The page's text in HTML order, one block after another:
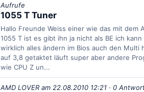
Aufrufe
1055 T Tuner
Hallo Freunde Weiss einer wie das mit dem
1055 T ist es gibt ihn ja nicht als BE ich kann
wirklich alles ändern im Bios auch den Multi
auf 3,8 getaktet läuft super aber andere
wie CPU Z un...
AMD LOVER am 22.08.2010 12:21 · 0